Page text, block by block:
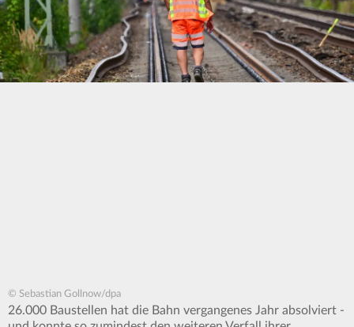
© Sebastian Gollnow/dpa
26.000 Baustellen hat die Bahn vergangenes Jahr absolviert -